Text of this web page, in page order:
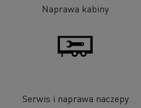
Naprawa kabiny
Serwis i naprawa naczepy